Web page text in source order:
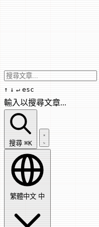
↑ ↓ ↵ esc
輸入以搜尋文章...
搜尋文章...
搜尋 ⌘K
繁體中文 中